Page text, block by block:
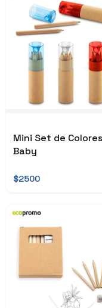
Mini Set de Colores
Baby
$2500